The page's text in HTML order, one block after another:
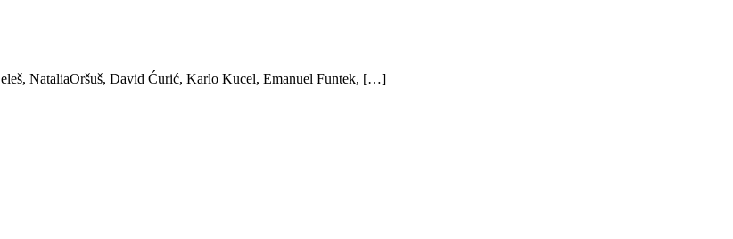
NataliaOršuš, David Ćurić, Karlo Kucel, Emanuel Funtek, […]